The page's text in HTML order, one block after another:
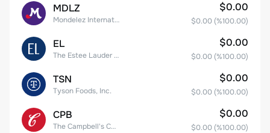
MDLZ
Mondelez International, Inc. Class A
$0.00
$0.00 (%100.00)
EL
The Estee Lauder Companies Inc. Class A
$0.00
$0.00 (%100.00)
TSN
Tyson Foods, Inc.
$0.00
$0.00 (%100.00)
CPB
The Campbell's Company Common Stock
$0.00
$0.00 (%100.00)